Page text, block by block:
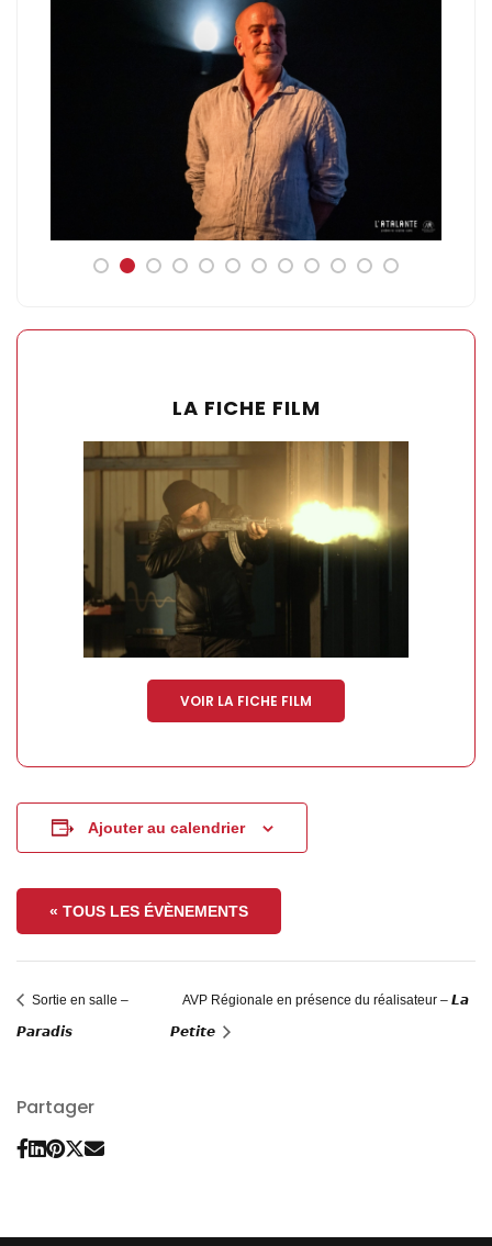
LA FICHE FILM
VOIR LA FICHE FILM
Ajouter au calendrier
« TOUS LES ÉVÈNEMENTS
Sortie en salle –
𝙋𝙖𝙧𝙖𝙙𝙞𝙨
AVP Régionale en présence du réalisateur – 𝙇𝙖
𝙋𝙚𝙩𝙞𝙩𝙚
Partager